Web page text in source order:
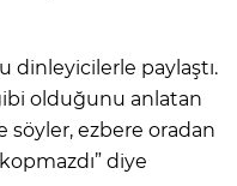
dinleyicilerle paylaştı.
olduğunu anlatan
söyler, ezbere oradan
diye